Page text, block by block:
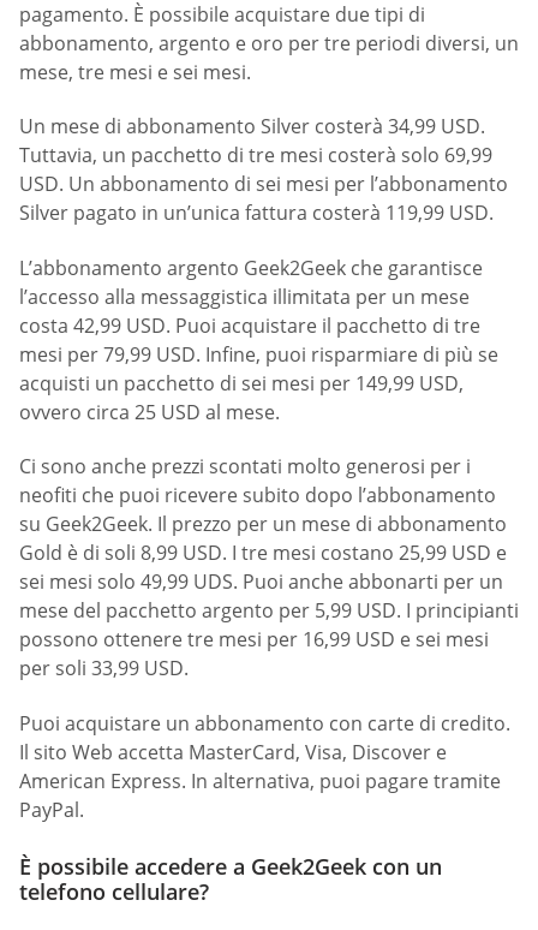
pagamento. È possibile acquistare due tipi di
abbonamento, argento e oro per tre periodi diversi, un
mese, tre mesi e sei mesi.
Un mese di abbonamento Silver costerà 34,99 USD.
Tuttavia, un pacchetto di tre mesi costerà solo 69,99
USD. Un abbonamento di sei mesi per l’abbonamento
Silver pagato in un’unica fattura costerà 119,99 USD.
L’abbonamento argento Geek2Geek che garantisce
l’accesso alla messaggistica illimitata per un mese
costa 42,99 USD. Puoi acquistare il pacchetto di tre
mesi per 79,99 USD. Infine, puoi risparmiare di più se
acquisti un pacchetto di sei mesi per 149,99 USD,
ovvero circa 25 USD al mese.
Ci sono anche prezzi scontati molto generosi per i
neofiti che puoi ricevere subito dopo l’abbonamento
su Geek2Geek. Il prezzo per un mese di abbonamento
Gold è di soli 8,99 USD. I tre mesi costano 25,99 USD e
sei mesi solo 49,99 UDS. Puoi anche abbonarti per un
mese del pacchetto argento per 5,99 USD. I principianti
possono ottenere tre mesi per 16,99 USD e sei mesi
per soli 33,99 USD.
Puoi acquistare un abbonamento con carte di credito.
Il sito Web accetta MasterCard, Visa, Discover e
American Express. In alternativa, puoi pagare tramite
PayPal.
È possibile accedere a Geek2Geek con un
telefono cellulare?